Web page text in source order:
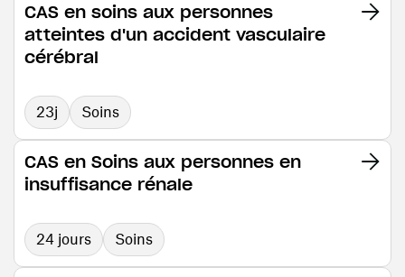
CAS en soins aux personnes
atteintes d'un accident vasculaire
cérébral
23j Soins
CAS en Soins aux personnes en
insuffisance rénale
24 jours Soins